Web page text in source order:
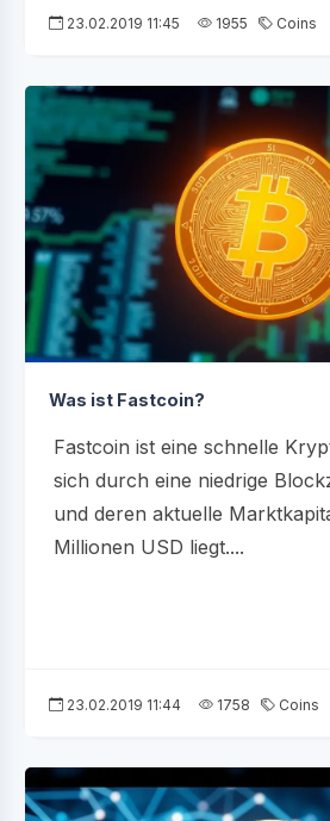
23.02.2019 11:45 1955 Coins
Was ist Fastcoin?
Fastcoin ist eine schnelle
sich durch eine niedrige
und deren aktuelle
Millionen USD liegt....
23.02.2019 11:44 1758 Coins